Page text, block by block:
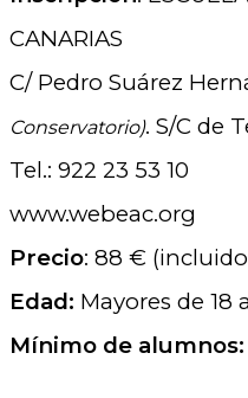
CANARIAS
C/ Pedro Suárez
Conservatorio). S/C de
Tel.: 922 23 53 10
www.webeac.org
Precio: 88 €
Edad: Mayores de 18
Mínimo de alumnos: